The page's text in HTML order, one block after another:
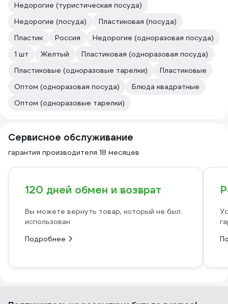
Недорогие (туристическая посуда)
Недорогие (посуда)
Пластиковая (посуда)
Пластик
Россия
Недорогие (одноразовая посуда)
1 шт
Желтый
Пластиковая (одноразовая посуда)
Пластиковые (одноразовые тарелки)
Пластиковые
Оптом (одноразовая посуда)
Блюда квадратные
Оптом (одноразовые тарелки)
Сервисное обслуживание
гарантия производителя 18 месяцев
120 дней обмен и возврат
Вы можете вернуть товар, который не был
использован
Подробнее